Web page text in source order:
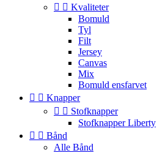
  Kvaliteter
Bomuld
Tyl
Filt
Jersey
Canvas
Mix
Bomuld ensfarvet
  Knapper
  Stofknapper
Stofknapper Liberty
  Bånd
Alle Bånd